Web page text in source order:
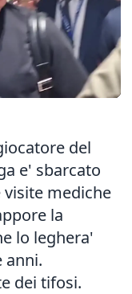
del
e' sbarcato
visite mediche
la
lo leghera'
anni.
dei tifosi.